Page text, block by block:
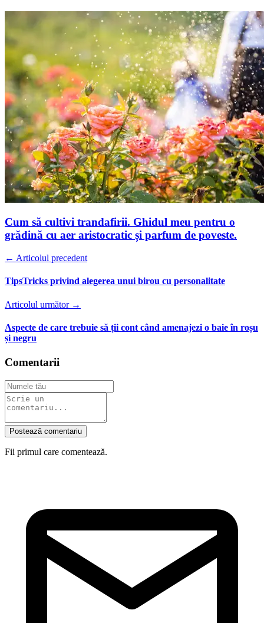
Cum să cultivi trandafirii. Ghidul meu pentru o
grădină cu aer aristocratic și parfum de poveste.
← Articolul precedent
TipsTricks privind alegerea unui birou cu personalitate
Articolul următor →
Aspecte de care trebuie să ții cont când amenajezi o baie în roșu
și negru
Comentarii
Postează comentariu
Fii primul care comentează.